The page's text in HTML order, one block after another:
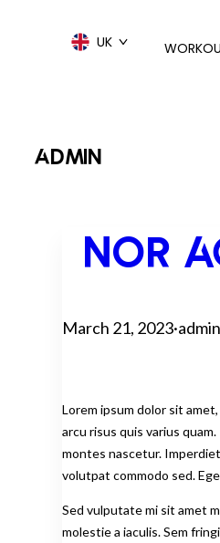
UK
ADMIN
NOR
March 21, 2023·admin
Lorem ipsum dolor sit
arcu risus quis varius
montes nascetur.
volutpat commodo sed.
Sed vulputate mi sit amet
molestie a iaculis. Sem